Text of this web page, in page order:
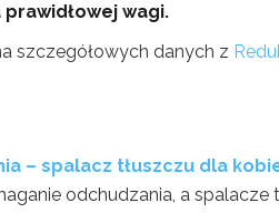
wagi.
szczegółowych danych z
– spalacz tłuszczu dla
odchudzania, a spalacze